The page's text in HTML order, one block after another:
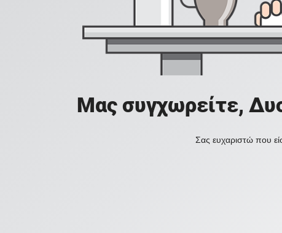
Μας συγχωρείτε,
Σας ευχαριστώ που